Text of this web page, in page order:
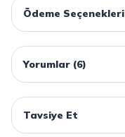
Ödeme Seçenekleri
Yorumlar (6)
Tavsiye Et